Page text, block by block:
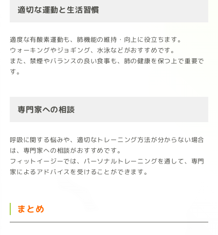
適切な運動と生活習慣
適度な有酸素運動も、肺機能の維持・向上に役立ちます。
ウォーキングやジョギング、水泳などがおすすめです。
また、禁煙やバランスの良い食事も、肺の健康を保つ上で重要で
す。
専門家への相談
呼吸に関する悩みや、適切なトレーニング方法が分からない場合
は、専門家への相談がおすすめです。
フィットイージーでは、パーソナルトレーニングを通して、専門
家によるアドバイスを受けることができます。
まとめ